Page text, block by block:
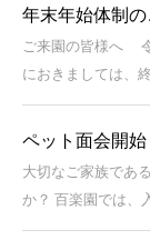
年末年始体制
ご来園の皆様へ 令
におきましては、
ペット面会開
大切なご家族であ
か？ 百楽園では、